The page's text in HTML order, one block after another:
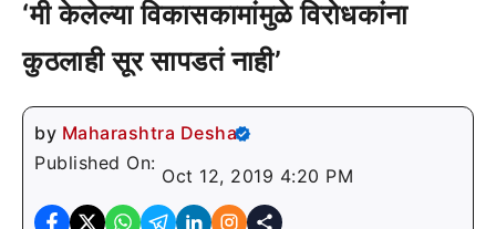
‘मी केलेल्या विकासकामांमुळे विरोधकांना
कुठलाही सूर सापडतं नाही’
by Maharashtra Desha
Published On:
Oct 12, 2019 4:20 PM